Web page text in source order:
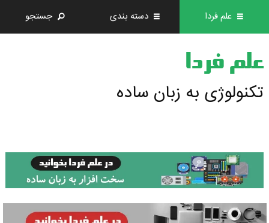
علم فردا دسته بندی جستجو
علم فردا
تکنولوژی به زبان ساده